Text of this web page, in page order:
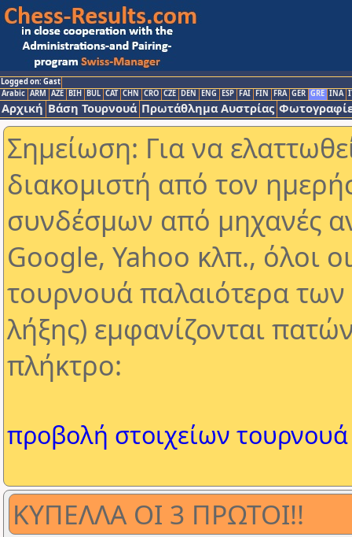
Logged on: Gast
Arabic ARM AZE BIH BUL CAT CHN CRO CZE DEN ENG ESP FAI FIN FRA GER GRE INA
Αρχική Βάση Τουρνουά Πρωτάθλημα Αυστρίας
Σημείωση: Για να
διακομιστή από τον
συνδέσμων από μηχανές
Google, Yahoo κλπ., όλοι
τουρνουά παλαιότερα
λήξης) εμφανίζονται
πλήκτρο:
προβολή στοιχείων τουρνουά
ΚΥΠΕΛΛΑ ΟΙ 3 ΠΡΩΤΟΙ!!